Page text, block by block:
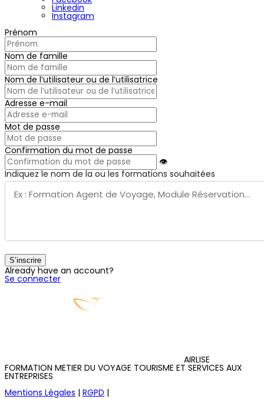
Linkedin
Instagram
Prénom
Nom de famille
Nom de l’utilisateur ou de l’utilisatrice
Adresse e-mail
Mot de passe
Confirmation du mot de passe
👁
Indiquez le nom de la ou les formations souhaitées
S’inscrire
Already have an account?
Se connecter
AIRLISE
FORMATION METIER DU VOYAGE TOURISME ET SERVICES AUX
ENTREPRISES
Mentions Légales | RGPD |